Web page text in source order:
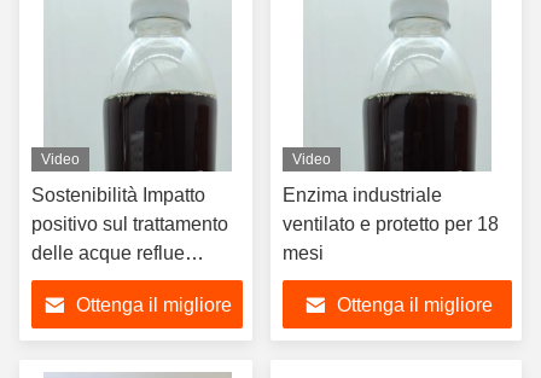
Video
Sostenibilità Impatto
positivo sul trattamento
delle acque reflue
Enzimi industriali per
l'amidoOttenga il migliore
Video
Enzima industriale
ventilato e protetto per 18
mesi
Ottenga il migliore